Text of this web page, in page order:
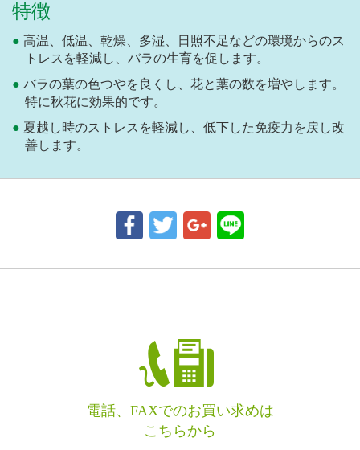
特徴
高温、低温、乾燥、多湿、日照不足などの環境からのス
トレスを軽減し、バラの生育を促します。
バラの葉の色つやを良くし、花と葉の数を増やします。
特に秋花に効果的です。
夏越し時のストレスを軽減し、低下した免疫力を戻し改
善します。
電話、FAXでのお買い求めは
こちらから